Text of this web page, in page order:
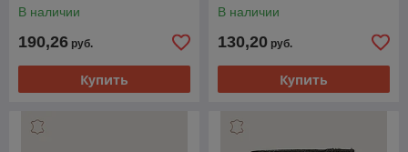
В наличии
190,26 руб.
Купить
В наличии
130,20 руб.
Купить